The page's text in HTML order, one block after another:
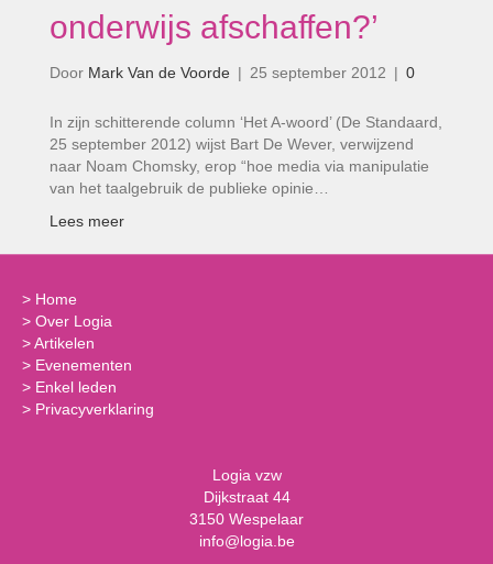
onderwijs afschaffen?’
Door Mark Van de Voorde | 25 september 2012 | 0
In zijn schitterende column ‘Het A-woord’ (De Standaard,
25 september 2012) wijst Bart De Wever, verwijzend
naar Noam Chomsky, erop “hoe media via manipulatie
van het taalgebruik de publieke opinie…
Lees meer
> Home
> Over Logia
>Artikelen
> Evenementen
> Enkel leden
> Privacyverklaring
Logia vzw
Dijkstraat 44
3150 Wespelaar
info@logia.be